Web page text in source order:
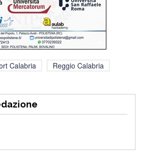
Calabria
Reggio Calabria